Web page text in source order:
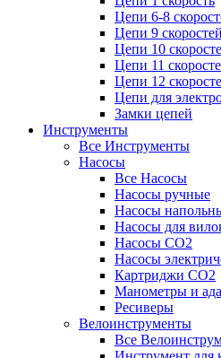
Цепи 6-8
Цепи 9 скоростей
Цепи 10
Цепи 11
Цепи 12
Цепи для
Замки цепей
Инструменты
Все Инструменты
Насосы
Все Насосы
Насосы ручные
Насосы
Насосы для
Насосы CO2
Насосы
Картриджи CO2
Манометры и
Ресиверы
Велоинструменты
Все